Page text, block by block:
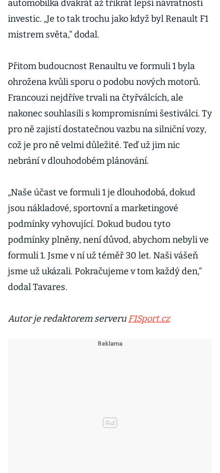
automobilka dvakrát až třikrát lepší návratnosti
investic. „Je to tak trochu jako když byl Renault F1
mistrem světa,“ dodal.
Přitom budoucnost Renaultu ve formuli 1 byla
ohrožena kvůli sporu o podobu nových motorů.
Francouzi nejdříve trvali na čtyřválcích, ale
nakonec souhlasili s kompromisními šestiválci. Ty
pro ně zajistí dostatečnou vazbu na silniční vozy,
což je pro ně velmi důležité. Teď už jim nic
nebrání v dlouhodobém plánování.
„Naše účast ve formuli 1 je dlouhodobá, dokud
jsou nákladové, sportovní a marketingové
podmínky vyhovující. Dokud budou tyto
podmínky plněny, není důvod, abychom nebyli ve
formuli 1. Jsme v ní už téměř 30 let. Naši vášeň
jsme už ukázali. Pokračujeme v tom každý den,“
dodal Tavares.
Autor je redaktorem serveruF1Sport.cz